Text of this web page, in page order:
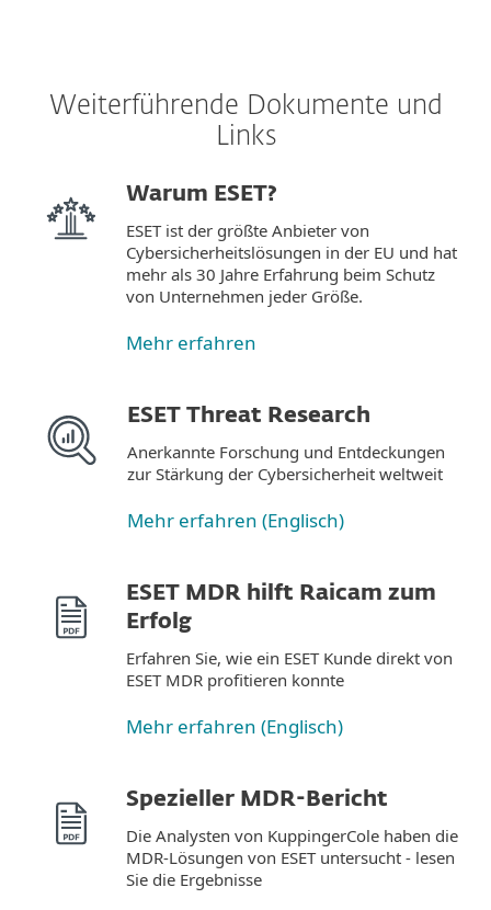
Weiterführende Dokumente und
Links
Warum ESET?
ESET ist der größte Anbieter von
Cybersicherheitslösungen in der EU und hat
mehr als 30 Jahre Erfahrung beim Schutz
von Unternehmen jeder Größe.
Mehr erfahren
ESET Threat Research
Anerkannte Forschung und Entdeckungen
zur Stärkung der Cybersicherheit weltweit
Mehr erfahren (Englisch)
ESET MDR hilft Raicam zum
Erfolg
Erfahren Sie, wie ein ESET Kunde direkt von
ESET MDR profitieren konnte
Mehr erfahren (Englisch)
Spezieller MDR-Bericht
Die Analysten von KuppingerCole haben die
MDR-Lösungen von ESET untersucht - lesen
Sie die Ergebnisse